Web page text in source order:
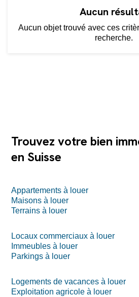
Aucun
Aucun objet trouvé avec ces
recherche.
Trouvez votre bien
en Suisse
Appartements à louer
Maisons à louer
Terrains à louer
Locaux commerciaux à louer
Immeubles à louer
Parkings à louer
Logements de vacances à louer
Exploitation agricole à louer